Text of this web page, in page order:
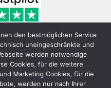
den bestmöglichen Service
uneingeschränkte und
werden notwendige
Cookies, für die weitere
Marketing Cookies, für die
werden nur nach Ihrer